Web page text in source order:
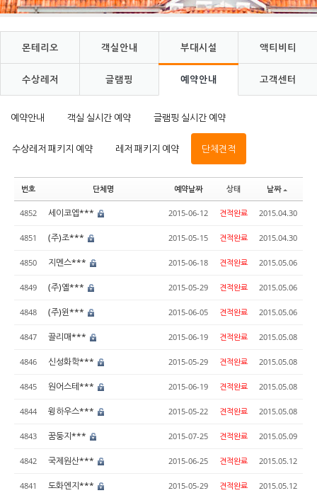
몬테리오 객실안내 부대시설 액티비티
수상레저 글램핑 예약안내 고객센터
예약안내 객실 실시간 예약 글램핑 실시간 예약
수상레저 패키지 예약 레저 패키지 예약 단체견적
번호 단체명 예약날짜 상태 날짜
4852 세이코엡*** 2015-06-12 견적완료 2015.04.30
4851 (주)조*** 2015-05-15 견적완료 2015.04.30
4850 지멘스*** 2015-06-18 견적완료 2015.05.06
4849 (주)옐*** 2015-05-29 견적완료 2015.05.06
4848 (주)윈*** 2015-06-05 견적완료 2015.05.06
4847 끌리매*** 2015-06-19 견적완료 2015.05.08
4846 신성화학*** 2015-05-29 견적완료 2015.05.08
4845 원어스테*** 2015-06-19 견적완료 2015.05.08
4844 윙하우스*** 2015-05-22 견적완료 2015.05.08
4843 꿈둥지*** 2015-07-25 견적완료 2015.05.09
4842 국제원산*** 2015-06-25 견적완료 2015.05.12
4841 도화엔지*** 2015-05-29 견적완료 2015.05.12